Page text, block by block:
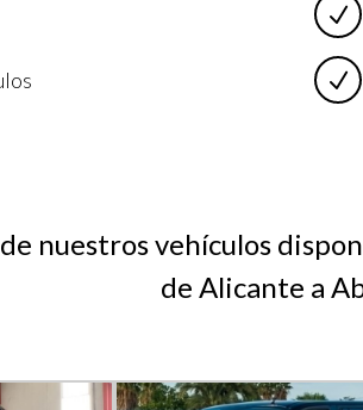
de nuestros vehículos
de Alicante a